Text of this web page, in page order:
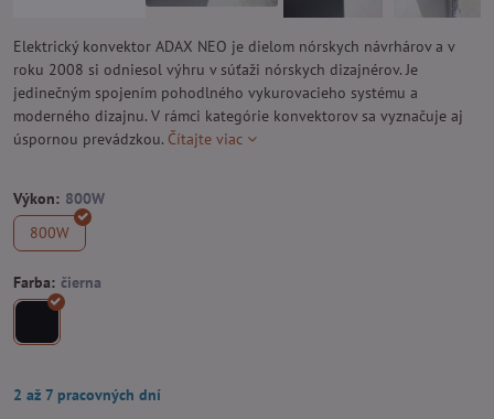
Elektrický konvektor ADAX NEO je dielom nórskych návrhárov a v
roku 2008 si odniesol výhru v súťaži nórskych dizajnérov. Je
jedinečným spojením pohodlného vykurovacieho systému a
moderného dizajnu. V rámci kategórie konvektorov sa vyznačuje aj
úspornou prevádzkou. Čítajte viac
Výkon:
800W
Farba:
2 až 7 pracovných dní